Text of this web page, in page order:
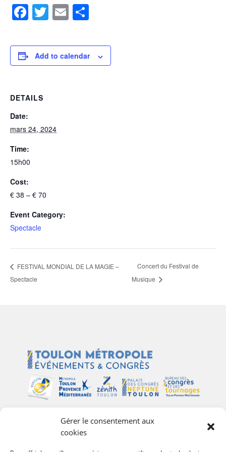
Gérer le consentement aux
cookies
Facebook
Twitter
Email
Add to calendar
DETAILS
Date:
mars 24, 2024
Time:
15h00
Cost:
€ 38 – € 70
Event Category:
Spectacle
FESTIVAL MONDIAL DE LA MAGIE –
Spectacle
Concert du Festival de
Musique
Plan du site